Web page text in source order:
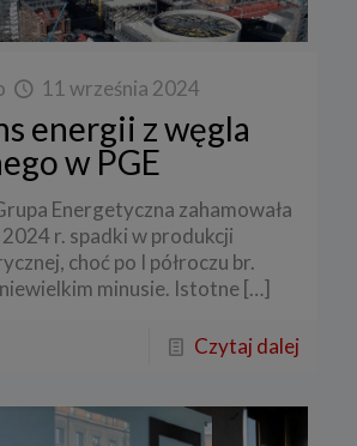
11 września 2024
energii z węgla
w PGE
Energetyczna zahamowała
r. spadki w produkcji
choć po I półroczu br.
minusie. Istotne […]
Czytaj dalej